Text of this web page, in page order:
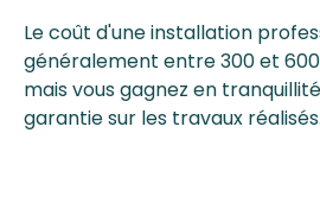
Le coût d'une installation
généralement entre 300 et
mais vous gagnez en
garantie sur les travaux réalisés.